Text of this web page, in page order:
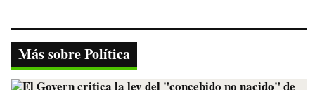
bo
ok
tte
r
ts
A
pp
gr
a
m
y
nk
Más sobre Política